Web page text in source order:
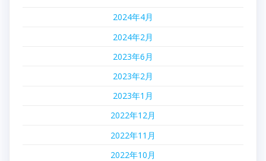
2024年4月
2024年2月
2023年6月
2023年2月
2023年1月
2022年12月
2022年11月
2022年10月